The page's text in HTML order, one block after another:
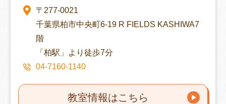
〒277-0021
千葉県柏市中央町6-19 R FIELDS KASHIWA7
階
「柏駅」より徒歩7分
04-7160-1140
教室情報はこちら